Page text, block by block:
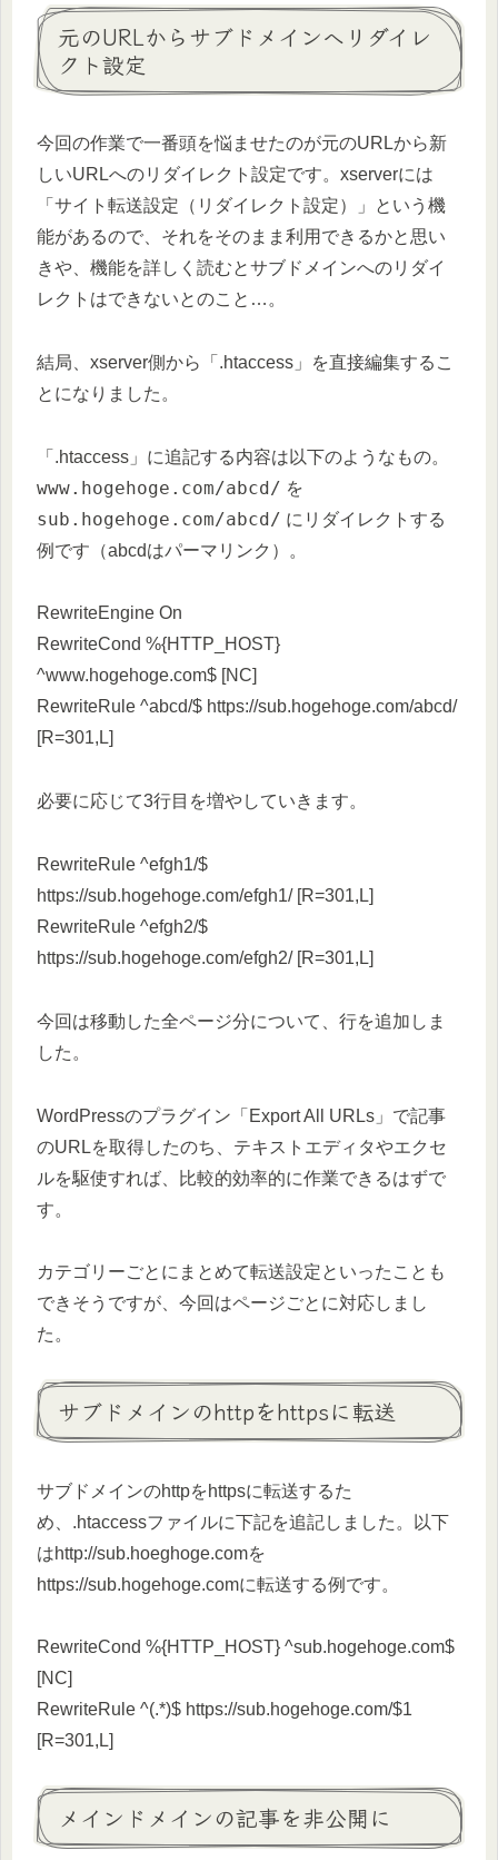
元のURLからサブドメインへリダイレ
クト設定
今回の作業で一番頭を悩ませたのが元のURLから新
しいURLへのリダイレクト設定です。xserverには
「サイト転送設定（リダイレクト設定）」という機
能があるので、それをそのまま利用できるかと思い
きや、機能を詳しく読むとサブドメインへのリダイ
レクトはできないとのこと…。
結局、xserver側から「.htaccess」を直接編集するこ
とになりました。
「.htaccess」に追記する内容は以下のようなもの。
www.hogehoge.com/abcd/ を
sub.hogehoge.com/abcd/ にリダイレクトする
例です（abcdはパーマリンク）。
RewriteEngine On
RewriteCond %{HTTP_HOST}
^www.hogehoge.com$ [NC]
RewriteRule ^abcd/$ https://sub.hogehoge.com/abcd/
[R=301,L]
必要に応じて3行目を増やしていきます。
RewriteRule ^efgh1/$
https://sub.hogehoge.com/efgh1/ [R=301,L]
RewriteRule ^efgh2/$
https://sub.hogehoge.com/efgh2/ [R=301,L]
今回は移動した全ページ分について、行を追加しま
した。
WordPressのプラグイン「Export All URLs」で記事
のURLを取得したのち、テキストエディタやエクセ
ルを駆使すれば、比較的効率的に作業できるはずで
す。
カテゴリーごとにまとめて転送設定といったことも
できそうですが、今回はページごとに対応しまし
た。
サブドメインのhttpをhttpsに転送
サブドメインのhttpをhttpsに転送するた
め、.htaccessファイルに下記を追記しました。以下
はhttp://sub.hoeghoge.comを
https://sub.hogehoge.comに転送する例です。
RewriteCond %{HTTP_HOST} ^sub.hogehoge.com$
[NC]
RewriteRule ^(.*)$ https://sub.hogehoge.com/$1
[R=301,L]
メインドメインの記事を非公開に